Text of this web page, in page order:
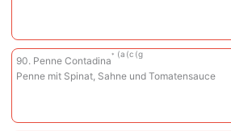
90. Penne Contadina
a c g
Penne mit Spinat, Sahne und Tomatensauce